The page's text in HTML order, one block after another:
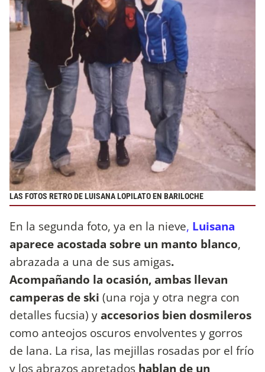
LAS FOTOS RETRO DE LUISANA LOPILATO EN BARILOCHE
En la segunda foto, ya en la nieve, Luisana
aparece acostada sobre un manto blanco,
abrazada a una de sus amigas.
Acompañando la ocasión, ambas llevan
camperas de ski (una roja y otra negra con
detalles fucsia) yaccesorios bien dosmileros
como anteojos oscuros envolventes y gorros
de lana. La risa, las mejillas rosadas por el frío
y los abrazos apretados hablan de un